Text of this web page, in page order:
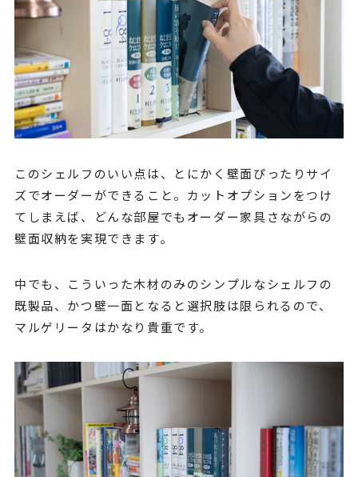
このシェルフのいい点は、とにかく壁面ぴったりサイ
ズでオーダーができること。カットオプションをつけ
てしまえば、どんな部屋でもオーダー家具さながらの
壁面収納を実現できます。
中でも、こういった木材のみのシンプルなシェルフの
既製品、かつ壁一面となると選択肢は限られるので、
マルゲリータはかなり貴重です。